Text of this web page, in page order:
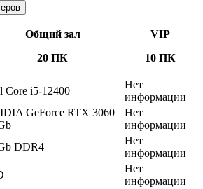
Общий зал
20 ПК
VIP
10 ПК
Core i5-12400
Нет
информации
GeForce RTX 3060
Нет
информации
DDR4
Нет
информации
Нет
информации